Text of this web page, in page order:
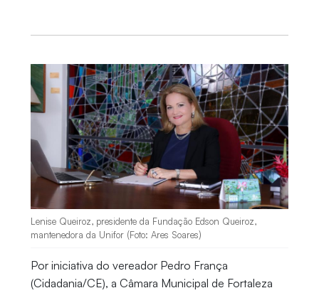
Lenise Queiroz, presidente da Fundação Edson Queiroz,
mantenedora da Unifor (Foto: Ares Soares)
Por iniciativa do vereador Pedro França
(Cidadania/CE), a Câmara Municipal de Fortaleza